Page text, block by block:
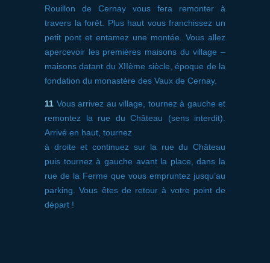
Rouillon de Cernay vous fera remonter à
travers la forêt. Plus haut vous franchissez un
petit pont et entamez une montée. Vous allez
apercevoir les premières maisons du village –
maisons datant du XIIème siècle, époque de la
fondation du monastère des Vaux de Cernay.
11 Vous arrivez au village, tournez à gauche et
remontez la rue du Château (sens interdit).
Arrivé en haut, tournez
à droite et continuez sur la rue du Château
puis tournez à gauche avant la place, dans la
rue de la Ferme que vous empruntez jusqu’au
parking. Vous êtes de retour à votre point de
départ !